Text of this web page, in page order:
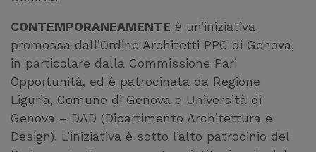
Ci permettono di
raccogliere dati
statistici su di te per
migliorare il servizio
CONTEMPORANEAMENTE è un’iniziativa
promossa dall’Ordine Architetti PPC di Genova,
in particolare dalla Commissione Pari
Opportunità, ed è patrocinata da Regione
Liguria, Comune di Genova e Università di
Genova – DAD (Dipartimento Architettura e
Design). L’iniziativa è sotto l’alto patrocinio del